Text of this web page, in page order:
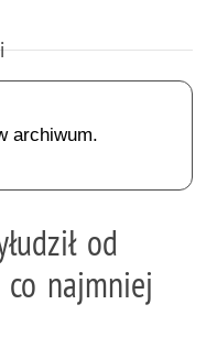
archiwum.
od
co najmniej